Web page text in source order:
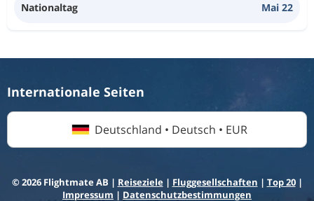
Nationaltag Mai 22
Internationale Seiten
Deutschland • Deutsch • EUR
© 2026 Flightmate AB | Reiseziele| Fluggesellschaften | Top 20|
Impressum | Datenschutzbestimmungen